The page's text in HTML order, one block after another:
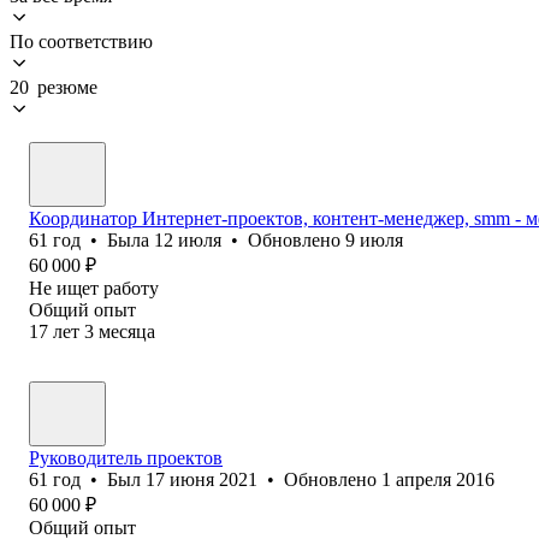
По соответствию
20 резюме
Координатор Интернет-проектов, контент-менеджер, smm -
61 год • Была 12 июля • Обновлено 9 июля
60 000 ₽
Не ищет работу
Общий опыт
17 лет 3 месяца
Руководитель проектов
61 год • Был 17 июня 2021 • Обновлено 1 апреля 2016
60 000 ₽
Общий опыт